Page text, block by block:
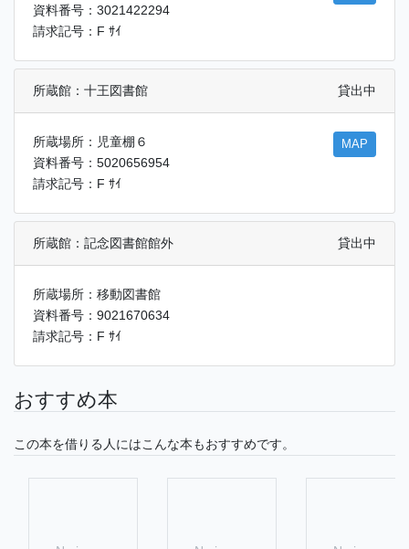
資料番号：3021422294
請求記号：F ｻｲ
所蔵館：十王図書館 貸出中
所蔵場所：児童棚６
資料番号：5020656954
請求記号：F ｻｲ
MAP
所蔵館：記念図書館館外 貸出中
所蔵場所：移動図書館
資料番号：9021670634
請求記号：F ｻｲ
おすすめ本
この本を借りる人にはこんな本もおすすめです。